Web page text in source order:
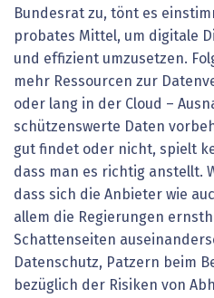
Bundesrat zu, tönt es
probates Mittel, um digitale
und effizient umzusetzen.
mehr Ressourcen zur
oder lang in der Cloud –
schützenswerte Daten
gut findet oder nicht, spielt
dass man es richtig anstellt.
dass sich die Anbieter wie
allem die Regierungen
Schattenseiten
Datenschutz, Patzern beim
bezüglich der Risiken von